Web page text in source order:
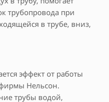
трубопровода при
в трубе, вниз,
эффект от работы
Нельсон.
трубы водой,